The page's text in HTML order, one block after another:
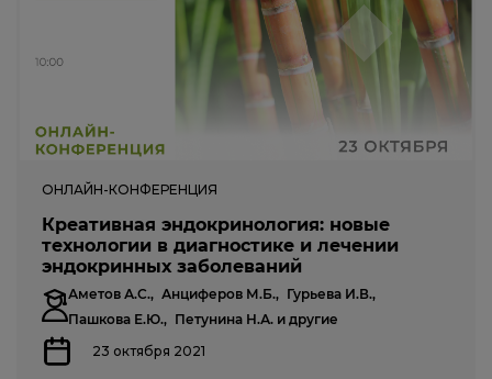
ОНЛАЙН-КОНФЕРЕНЦИЯ
Креативная эндокринология: новые
технологии в диагностике и лечении
эндокринных заболеваний
Аметов А.С., Анциферов М.Б., Гурьева И.В.,
Пашкова Е.Ю., Петунина Н.А. и другие
23 октября 2021